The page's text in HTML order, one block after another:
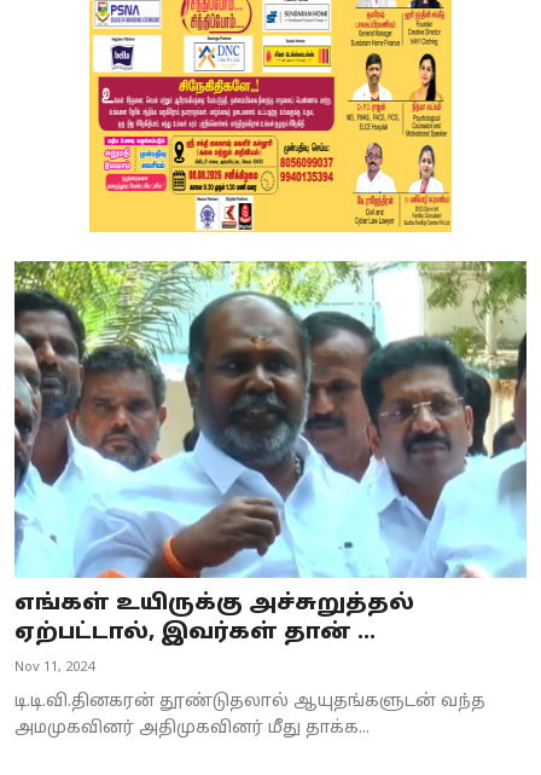
எங்கள் உயிருக்கு அச்சுறுத்தல்
ஏற்பட்டால், இவர்கள் தான் ...
Nov 11, 2024
டி.டி.வி.தினகரன் தூண்டுதலால் ஆயுதங்களுடன் வந்த
அமமுகவினர் அதிமுகவினர் மீது தாக்க...